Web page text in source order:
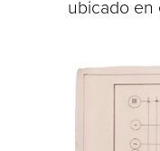
ubicado en